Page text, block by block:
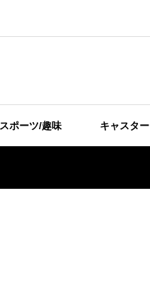
スポーツ/趣味 キャスター